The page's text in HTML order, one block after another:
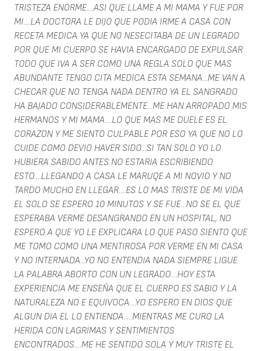
TRISTEZA ENORME....ASI QUE LLAME A MI MAMA Y FUE POR
MI....LA DOCTORA LE DIJO QUE PODIA IRME A CASA CON
RECETA MEDICA YA QUE NO NESECITABA DE UN LEGRADO
POR QUE MI CUERPO SE HAVIA ENCARGADO DE EXPULSAR
TODO QUE IVA A SER COMO UNA REGLA SOLO QUE MAS
ABUNDANTE TENGO CITA MEDICA ESTA SEMANA...ME VAN A
CHECAR QUE NO TENGA NADA DENTRO YA EL SANGRADO
HA BAJADO CONSIDERABLEMENTE...ME HAN ARROPADO MIS
HERMANOS Y MI MAMA....LO QUE MAS ME DUELE ES EL
CORAZON Y ME SIENTO CULPABLE POR ESO YA QUE NO LO
CUIDE COMO DEVIO HAVER SIDO...SI TAN SOLO YO LO
HUBIERA SABIDO ANTES NO ESTARIA ESCRIBIENDO
ESTO....LLEGANDO A CASA LE MARUQE A MI NOVIO Y NO
TARDO MUCHO EN LLEGAR....ES LO MAS TRISTE DE MI VIDA
EL SOLO SE ESPERO 10 MINUTOS Y SE FUE...NO SE EL QUE
ESPERABA VERME DESANGRANDO EN UN HOSPITAL, NO
ESPERO A QUE YO LE EXPLICARA LO QUE PASO SIENTO QUE
ME TOMO COMO UNA MENTIROSA POR VERME EN MI CASA
Y NO INTERNADA...YO NO ENTENDIA NADA SIEMPRE LIGUE
LA PALABRA ABORTO CON UN LEGRADO....HOY ESTA
EXPERIENCIA ME ENSEÑA QUE EL CUERPO ES SABIO Y LA
NATURALEZA NO E EQUIVOCA....YO ESPERO EN DIOS QUE
ALGUN DIA EL LO ENTIENDA.....MIENTRAS ME CURO LA
HERIDA CON LAGRIMAS Y SENTIMIENTOS
ENCONTRADOS....ME HE SENTIDO SOLA Y MUY TRISTE EL